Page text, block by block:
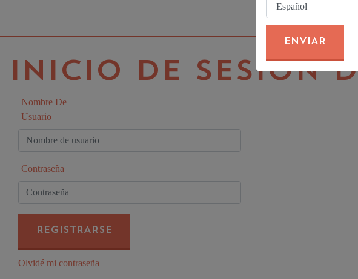
ENVIAR
INICIO DE SESIÓN
Nombre De
Usuario
Contraseña
REGISTRARSE
Olvidé mi contraseña